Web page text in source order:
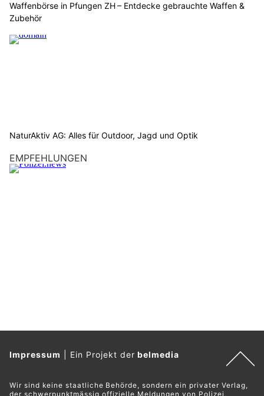
Waffenbörse in Pfungen ZH – Entdecke gebrauchte Waffen &
Zubehör
NaturAktiv AG: Alles für Outdoor, Jagd und Optik
EMPFEHLUNGEN
Impressum Ein Projekt derbelmedia
Wir sind keine staatliche Behörde, sondern ein privater Verlag,
der schwerpunktmässig offizielle Meldungen von Polizei,